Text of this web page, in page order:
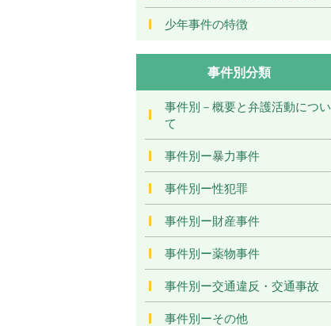
少年事件の特徴
事件別分類
事件別－概要と弁護活動につい
て
事件別ー暴力事件
事件別ー性犯罪
事件別ー財産事件
事件別ー薬物事件
事件別ー交通違反・交通事故
事件別ーその他